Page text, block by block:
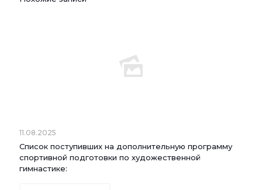
11.08.2025
Список поступивших на дополнительную программу
спортивной подготовки по художественной
гимнастике: